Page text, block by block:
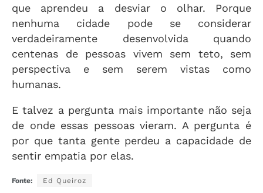
que aprendeu a desviar o olhar. Porque
nenhuma cidade pode se considerar
verdadeiramente desenvolvida quando
centenas de pessoas vivem sem teto, sem
perspectiva e sem serem vistas como
humanas.
E talvez a pergunta mais importante não seja
de onde essas pessoas vieram. A pergunta é
por que tanta gente perdeu a capacidade de
sentir empatia por elas.
Fonte: Ed Queiroz